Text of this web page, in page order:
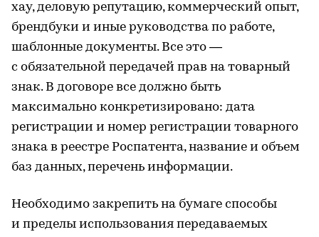
хау, деловую репутацию, коммерческий опыт,
брендбуки и иные руководства по работе,
шаблонные документы. Все это —
с обязательной передачей прав на товарный
знак. В договоре все должно быть
максимально конкретизировано: дата
регистрации и номер регистрации товарного
знака в реестре Роспатента, название и объем
баз данных, перечень информации.
Необходимо закрепить на бумаге способы
и пределы использования передаваемых